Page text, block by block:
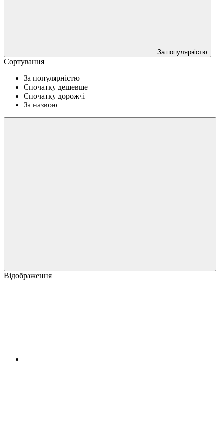
За популярністю
Сортування
За популярністю
Спочатку дешевше
Спочатку дорожчі
За назвою
Відображення